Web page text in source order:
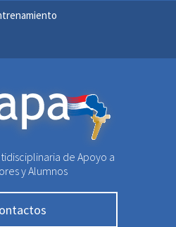
de Apoyo a
y Alumnos